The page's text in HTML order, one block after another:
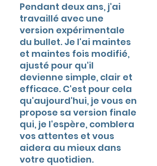
Pendant deux ans, j'ai
travaillé avec une
version expérimentale
du bullet. Je l'ai maintes
et maintes fois modifié,
ajusté pour qu'il
devienne simple, clair et
efficace. C'est pour cela
qu'aujourd'hui, je vous en
propose sa version finale
qui, je l'espère, comblera
vos attentes et vous
aidera au mieux dans
votre quotidien.